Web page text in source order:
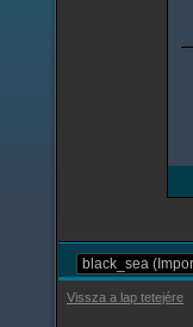
Vissza a lap tetejére